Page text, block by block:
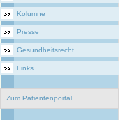
Kolumne
Presse
Gesundheitsrecht
Links
Zum Patientenportal